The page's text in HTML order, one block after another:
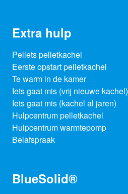
Extra hulp
Pellets pelletkachel
Eerste opstart pelletkachel
Te warm in de kamer
Iets gaat mis (vrij nieuwe kachel)
Iets gaat mis (kachel al jaren)
Hulpcentrum pelletkachel
Hulpcentrum warmtepomp
Belafspraak
BlueSolid®